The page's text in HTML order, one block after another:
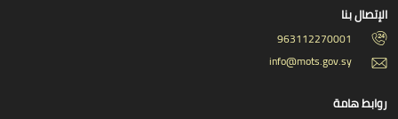
الإتصال بنا
963112270001
info@mots.gov.sy
روابط هامة